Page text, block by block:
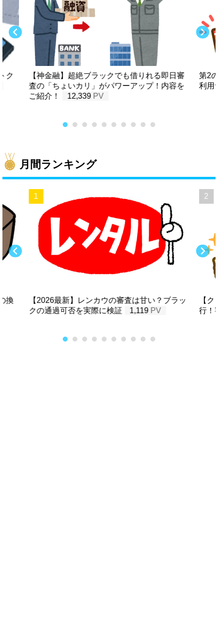
ク
【神金融】超絶ブラックでも借りれる即日審
査の「ちょいカリ」がパワーアップ！内容を
ご紹介！
12,339
第2
利用
月間ランキング
換
【2026最新】レンカウの審査は甘い？ブラッ
クの通過可否を実際に検証
1,119
【
行！